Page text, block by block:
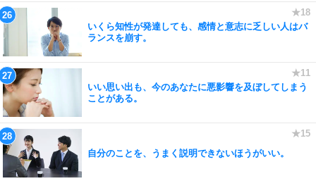
いくら知性が発達しても、感情と意志に乏しい人はバ
ランスを崩す。
いい思い出も、今のあなたに悪影響を及ぼしてしまう
ことがある。
自分のことを、うまく説明できないほうがいい。